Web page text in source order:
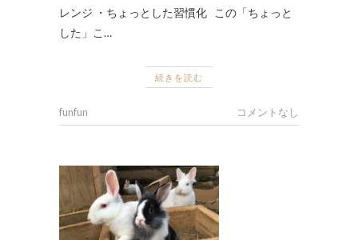
レンジ ・ちょっとした習慣化 この「ちょっと
した」こ…
続きを読む
funfun コメントなし